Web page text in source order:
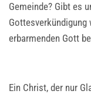
Gemeinde? Gibt es
Gottesverkündigung
erbarmenden Gott
Ein Christ, der nur